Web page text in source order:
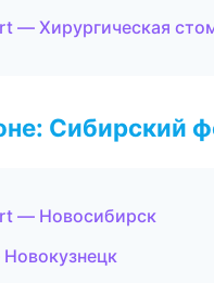
— Хирургическая
Сибирский
— Новосибирск